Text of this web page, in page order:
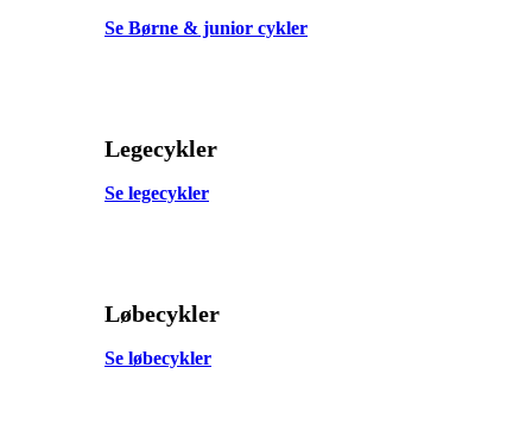
Se Børne & junior cykler
Legecykler
Se legecykler
Løbecykler
Se løbecykler